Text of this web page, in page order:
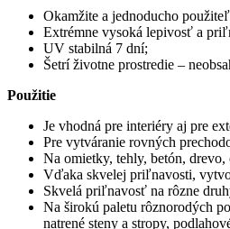
Okamžite a jednoducho
Extrémne vysoká lepivosť a
UV stabilná 7 dní;
Šetrí životne prostredie –
Použitie
Je vhodná pre interiéry aj pre
Pre vytváranie rovných
Na omietky, tehly, betón,
Vďaka skvelej priľnavosti,
Skvelá priľnavosť na rôzne
Na širokú paletu rôznorodých
natrené steny a stropy,